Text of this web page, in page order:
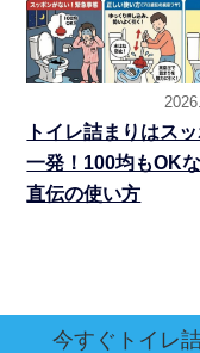
トイレ詰まりはス
一発！100均もOK
直伝の使い方
今すぐトイレ